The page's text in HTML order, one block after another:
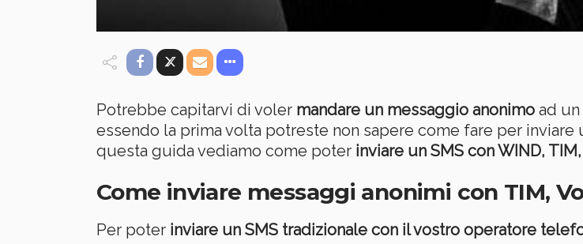
Potrebbe capitarvi di voler mandare un messaggio anonimo ad
essendo la prima volta potreste non sapere come fare per
questa guida vediamo come poter inviare un SMS con WIND,
Come inviare messaggi anonimi con TIM,
Per poter inviare un SMS tradizionale con il vostro operatore